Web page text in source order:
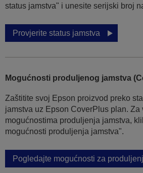
status jamstva" i unesite serijski broj
Provjerite status jamstva
Mogućnosti produljenog jamstva
Zaštitite svoj Epson proizvod preko
jamstva uz Epson CoverPlus plan. Za
mogućnostima produljenja jamstva,
mogućnosti produljenja jamstva".
Pogledajte mogućnosti za